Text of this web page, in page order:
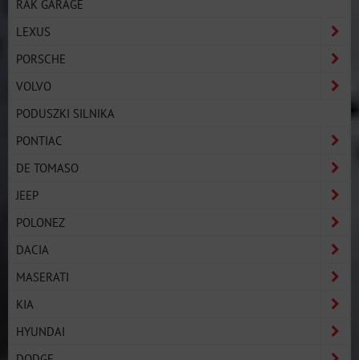
RAK GARAGE
LEXUS
PORSCHE
VOLVO
PODUSZKI SILNIKA
PONTIAC
DE TOMASO
JEEP
POLONEZ
DACIA
MASERATI
KIA
HYUNDAI